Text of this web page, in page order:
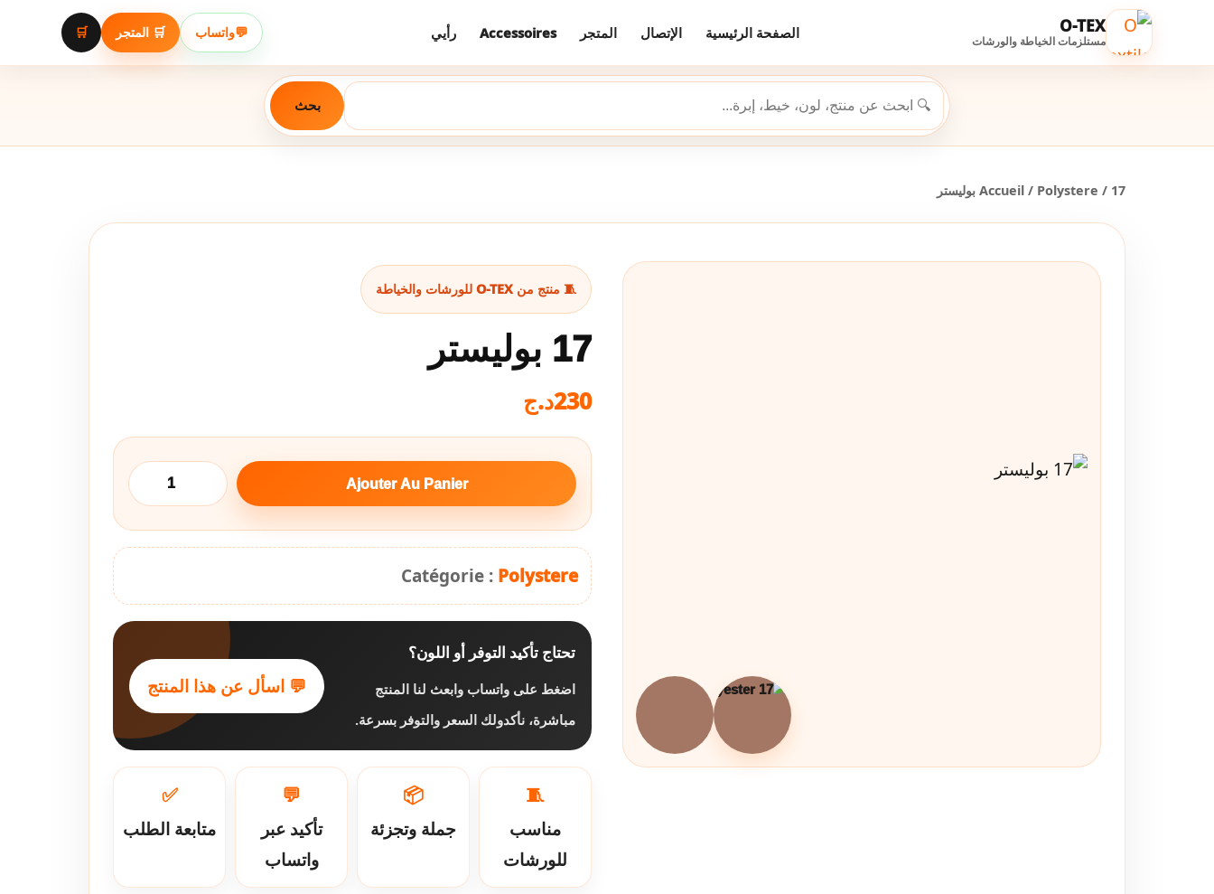
O-TEX
مستلزمات الخياطة والورشات الصفحة الرئيسية الإتصال المتجر Accessoires رأيي 💬واتساب 🛒 المتجر 🛒
بحث
Accueil / Polystere / 17 بوليستر
🧵 منتج من O-TEX للورشات والخياطة
17 بوليستر
230د.ج
Ajouter Au Panier
Catégorie : Polystere
تحتاج تأكيد التوفر أو اللون؟
اضغط على واتساب وابعث لنا المنتج
مباشرة، نأكدولك السعر والتوفر بسرعة.
💬 اسأل عن هذا المنتج
🧵
مناسب
للورشات
📦
جملة وتجزئة
💬
تأكيد عبر
واتساب
✅
متابعة الطلب